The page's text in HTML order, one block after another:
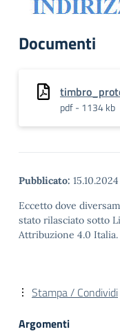
Documenti
pdf - 1134 kb
Pubblicato: 15.10.2024
Eccetto dove
stato rilasciato sotto
Attribuzione 4.0 Italia.
Stampa / Condividi
Argomenti